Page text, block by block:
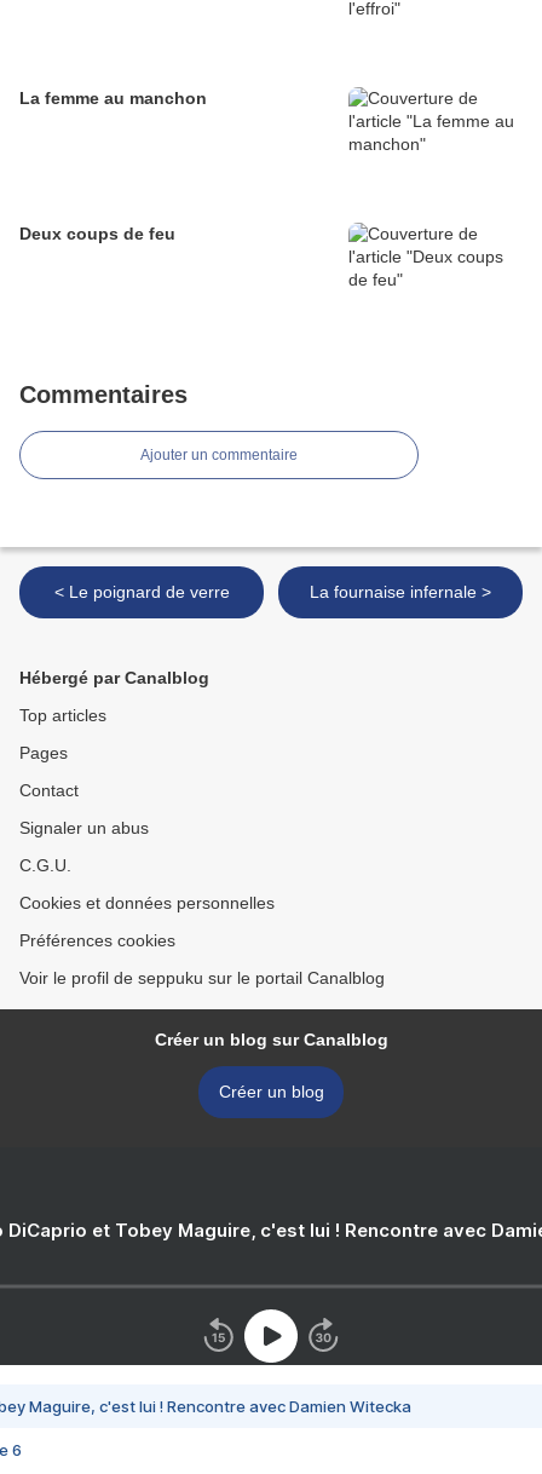
La femme au manchon
Deux coups de feu
Commentaires
Ajouter un commentaire
< Le poignard de verre La fournaise infernale >
Hébergé par Canalblog
Top articles
Pages
Contact
Signaler un abus
C.G.U.
Cookies et données personnelles
Préférences cookies
Voir le profil de seppuku sur le portail Canalblog
Créer un blog sur Canalblog
Créer un blog
DiCaprio et Tobey Maguire, c'est lui ! Rencontre avec
Maguire, c'est lui ! Rencontre avec Damien Witecka
6